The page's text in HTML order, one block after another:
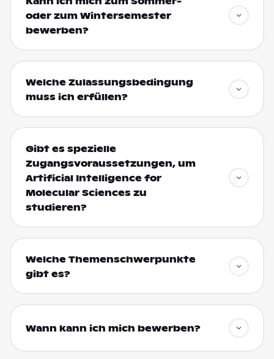
oder zum Wintersemester
bewerben?
Welche Zulassungsbedingung
muss ich erfüllen?
Gibt es spezielle
Zugangsvoraussetzungen, um
Artificial Intelligence for
Molecular Sciences zu
studieren?
Welche Themenschwerpunkte
gibt es?
Wann kann ich mich bewerben?